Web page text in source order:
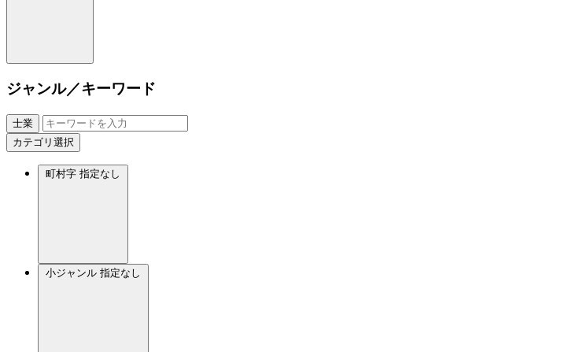
ジャンル／キーワード
士業
カテゴリ選択
町村字 指定なし
小ジャンル 指定なし